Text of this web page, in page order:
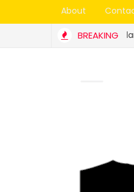
About
BREAKING
HJK Padang Ke-357, Trans